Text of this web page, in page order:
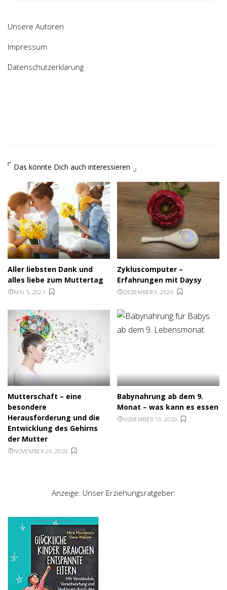
Unsere Autoren
Impressum
Datenschutzerklärung
Das könnte Dich auch interessieren
Aller liebsten Dank und
alles liebe zum Muttertag
MAI 5, 2021
Zykluscomputer –
Erfahrungen mit Daysy
DEZEMBER 9, 2020
Mutterschaft – eine
besondere
Herausforderung und die
Entwicklung des Gehirns
der Mutter
NOVEMBER 29, 2020
Babynahrung ab dem 9.
Monat – was kann es essen
NOVEMBER 10, 2020
Anzeige: Unser Erziehungsratgeber: